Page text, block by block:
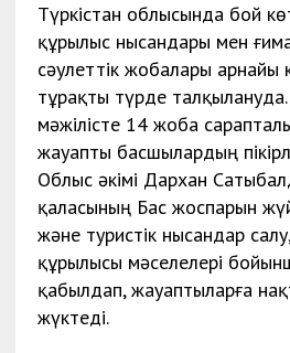
Түркістан облысында бой
құрылыс нысандары мен
сәулеттік жобалары
тұрақты түрде талқылануда.
мәжілісте 14 жоба
жауапты басшылардың
Облыс әкімі Дархан
қаласының Бас жоспарын
және туристік нысандар
құрылысы мәселелері
қабылдап, жауаптыларға
жүктеді.